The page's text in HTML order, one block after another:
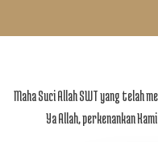
Maha Suci Allah SWT yang telah
Ya Allah, perkenankan